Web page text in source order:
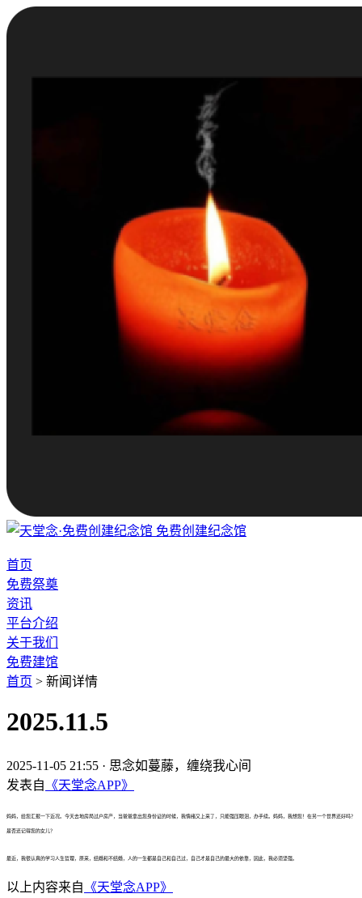
免费创建纪念馆
首页
免费祭奠
资讯
平台介绍
关于我们
免费建馆
首页 > 新闻详情
2025.11.5
2025-11-05 21:55 · 思念如蔓藤，缠绕我心间
发表自 《天堂念APP》
妈妈，给您汇报一下近况。今天去地房局过户房产，当爸爸拿出您身份证的时候，我情绪又上来了，只能强压眼泪，办手续。妈妈，我想您！在另一个世界还好吗？
是否还记得您的女儿？
最近，我很认真的学习人生哲理，原来，结婚和不结婚，人的一生都是自己和自己过，自己才是自己的最大的依靠，因此，我必须坚强。
以上内容来自 《天堂念APP》